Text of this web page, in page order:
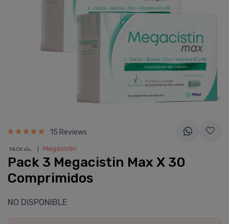
15 Reviews
PACK x3u. Megacistin
Pack 3 Megacistin Max X 30
Comprimidos
NO DISPONIBLE